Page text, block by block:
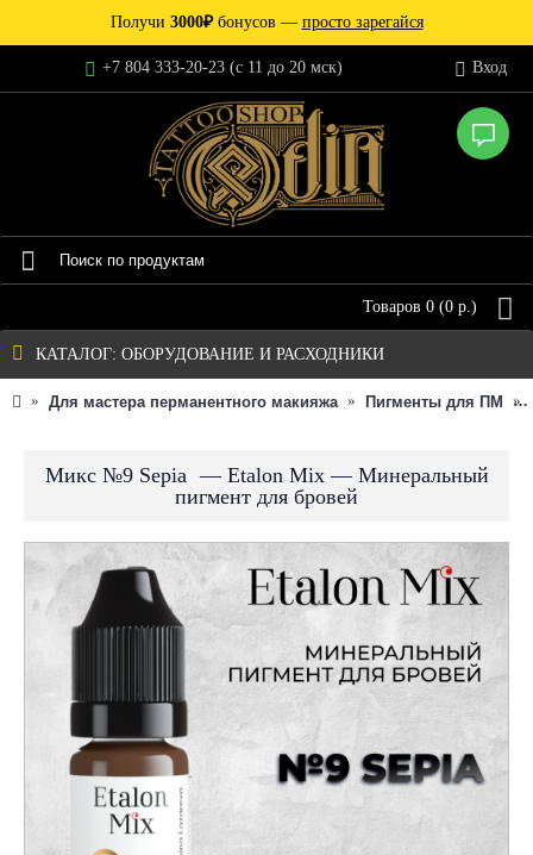
Получи 3000₽бонусов — просто зарегайся
+7 804 333-20-23 (c 11 до 20 мск) Вход
Товаров 0 (0 р.)
КАТАЛОГ: ОБОРУДОВАНИЕ И РАСХОДНИКИ
Для мастера перманентного макияжа Пигменты для ПМ
Микс №9 Sepia — Etalon Mix — Минеральный
пигмент для бровей